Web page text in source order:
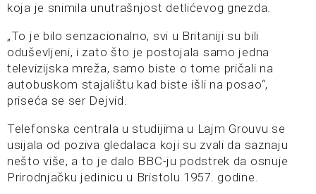
koja je snimila unutrašnjost detlićevog gnezda.
„To je bilo senzacionalno, svi u Britaniji su bili
oduševljeni, i zato što je postojala samo jedna
televizijska mreža, samo biste o tome pričali na
autobuskom stajalištu kad biste išli na posao“,
priseća se ser Dejvid.
Telefonska centrala u studijima u Lajm Grouvu se
usijala od poziva gledalaca koji su zvali da saznaju
nešto više, a to je dalo BBC-ju podstrek da osnuje
Prirodnjačku jedinicu u Bristolu 1957. godine.